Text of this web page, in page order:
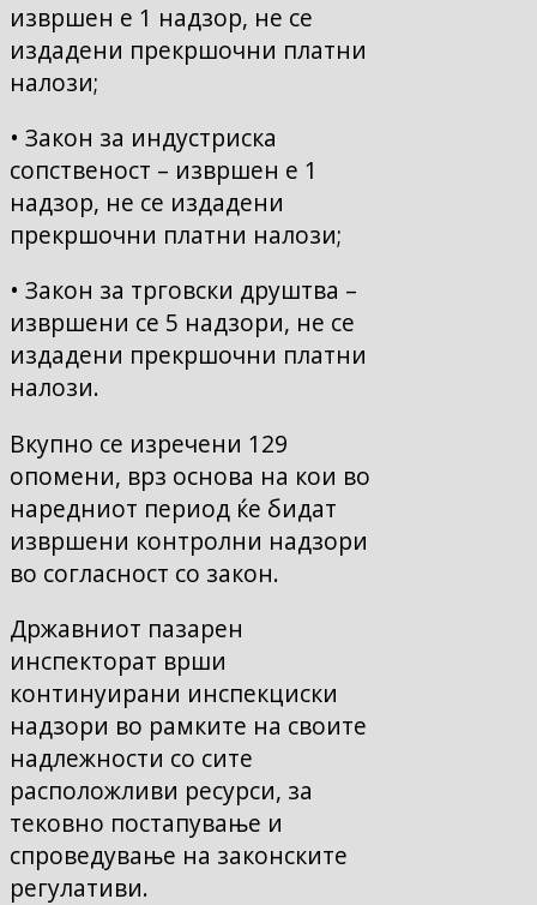
извршен е 1 надзор, не се
издадени прекршочни платни
налози;
• Закон за индустриска
сопственост – извршен е 1
надзор, не се издадени
прекршочни платни налози;
• Закон за трговски друштва –
извршени се 5 надзори, не се
издадени прекршочни платни
налози.
Вкупно се изречени 129
oпомени, врз основа на кои во
наредниот период ќе бидат
извршени контролни надзори
во согласност со закон.
Државниот пазарен
инспекторат врши
континуирани инспекциски
надзори во рамките на своите
надлежности со сите
расположливи ресурси, за
тековно постапување и
спроведување на законските
регулативи.